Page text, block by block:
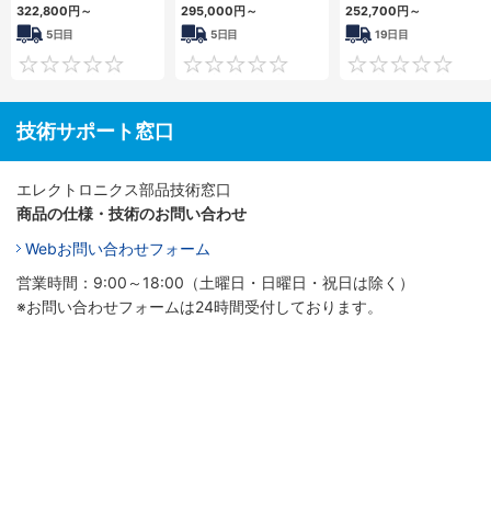
322,800円～
5日目
0
295,000円～
5日目
0
252,700円～
19日目
技術サポート窓口
エレクトロニクス部品技術窓口
商品の仕様・技術のお問い合わせ
Webお問い合わせフォーム
営業時間：9:00～18:00（土曜日・日曜日・祝日は除く）
※お問い合わせフォームは24時間受付しております。